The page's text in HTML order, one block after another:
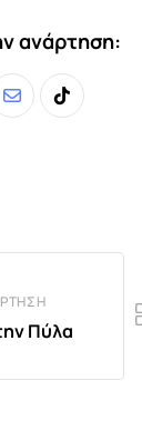
ανάρτηση:
ShareTiktok
Πύλα